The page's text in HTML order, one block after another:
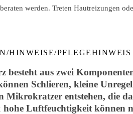
werden. Treten Hautreizungen
HINWEISE/PFLEGEHINWEIS
besteht aus zwei
Schlieren, kleine
Mikrokratzer entstehen, die
Luftfeuchtigkeit können